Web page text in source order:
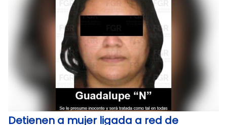
Detienen a mujer ligada a red de